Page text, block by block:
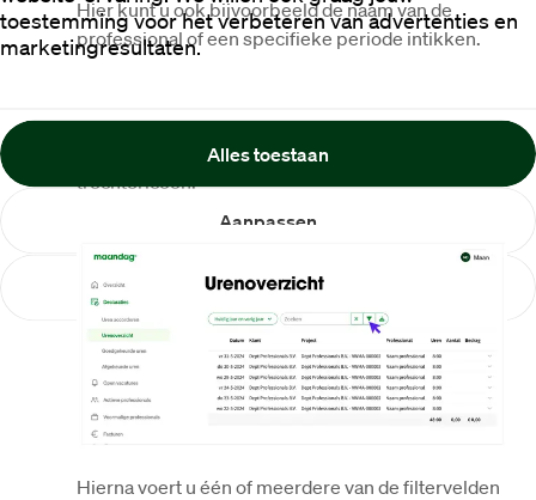
toestemming voor het verbeteren van advertenties en
marketingresultaten.
Weigeren
Aanpassen
Alles toestaan
Hier kunt u ook bijvoorbeeld de naam van de
professional of een specifieke periode intikken.
Wilt u filteren op meerdere velden
trechtericoon.
Hierna voert u één of meerdere van de filtervelden